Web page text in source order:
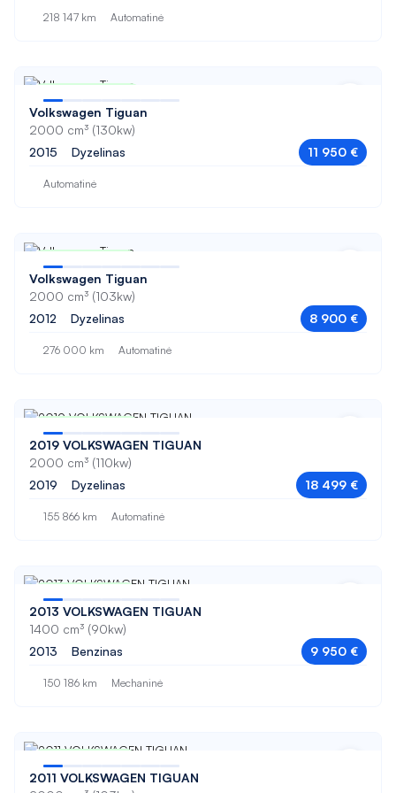
A5
A6
Altea XL
Antara
ATECA
ATECA FR
B200
C250
218 147 km Automatinė
Nuo 200 € / mėn
Volkswagen Tiguan
2000 cm³ (130kw)
2015
Dyzelinas 11 950 €
Automatinė
Nuo 149 € / mėn
Volkswagen Tiguan
2000 cm³ (103kw)
2012
Dyzelinas 8 900 €
276 000 km Automatinė
Nuo 309 € / mėn
2019 VOLKSWAGEN TIGUAN
2000 cm³ (110kw)
2019
Dyzelinas 18 499 €
155 866 km Automatinė
Nuo 166 € / mėn
2013 VOLKSWAGEN TIGUAN
1400 cm³ (90kw)
2013
Benzinas 9 950 €
150 186 km Mechaninė
Nuo 165 € / mėn
2011 VOLKSWAGEN TIGUAN